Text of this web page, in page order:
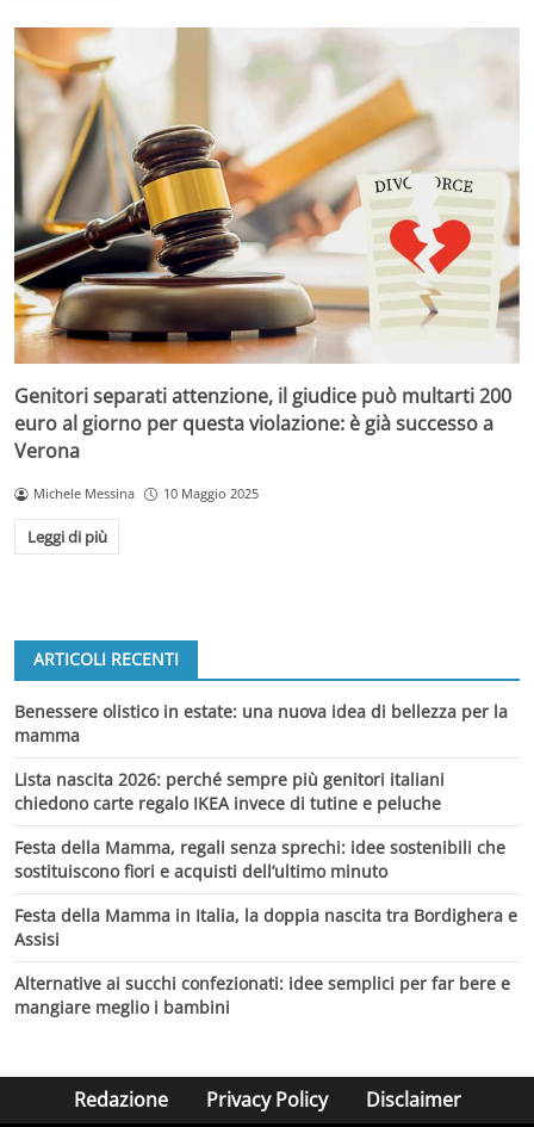
Genitori separati attenzione, il giudice può multarti 200
euro al giorno per questa violazione: è già successo a
Verona
Michele Messina 10 Maggio 2025
Leggi di più
ARTICOLI RECENTI
Benessere olistico in estate: una nuova idea di bellezza per la
mamma
Lista nascita 2026: perché sempre più genitori italiani
chiedono carte regalo IKEA invece di tutine e peluche
Festa della Mamma, regali senza sprechi: idee sostenibili che
sostituiscono fiori e acquisti dell’ultimo minuto
Festa della Mamma in Italia, la doppia nascita tra Bordighera e
Assisi
Alternative ai succhi confezionati: idee semplici per far bere e
mangiare meglio i bambini
Redazione Privacy Policy Disclaimer